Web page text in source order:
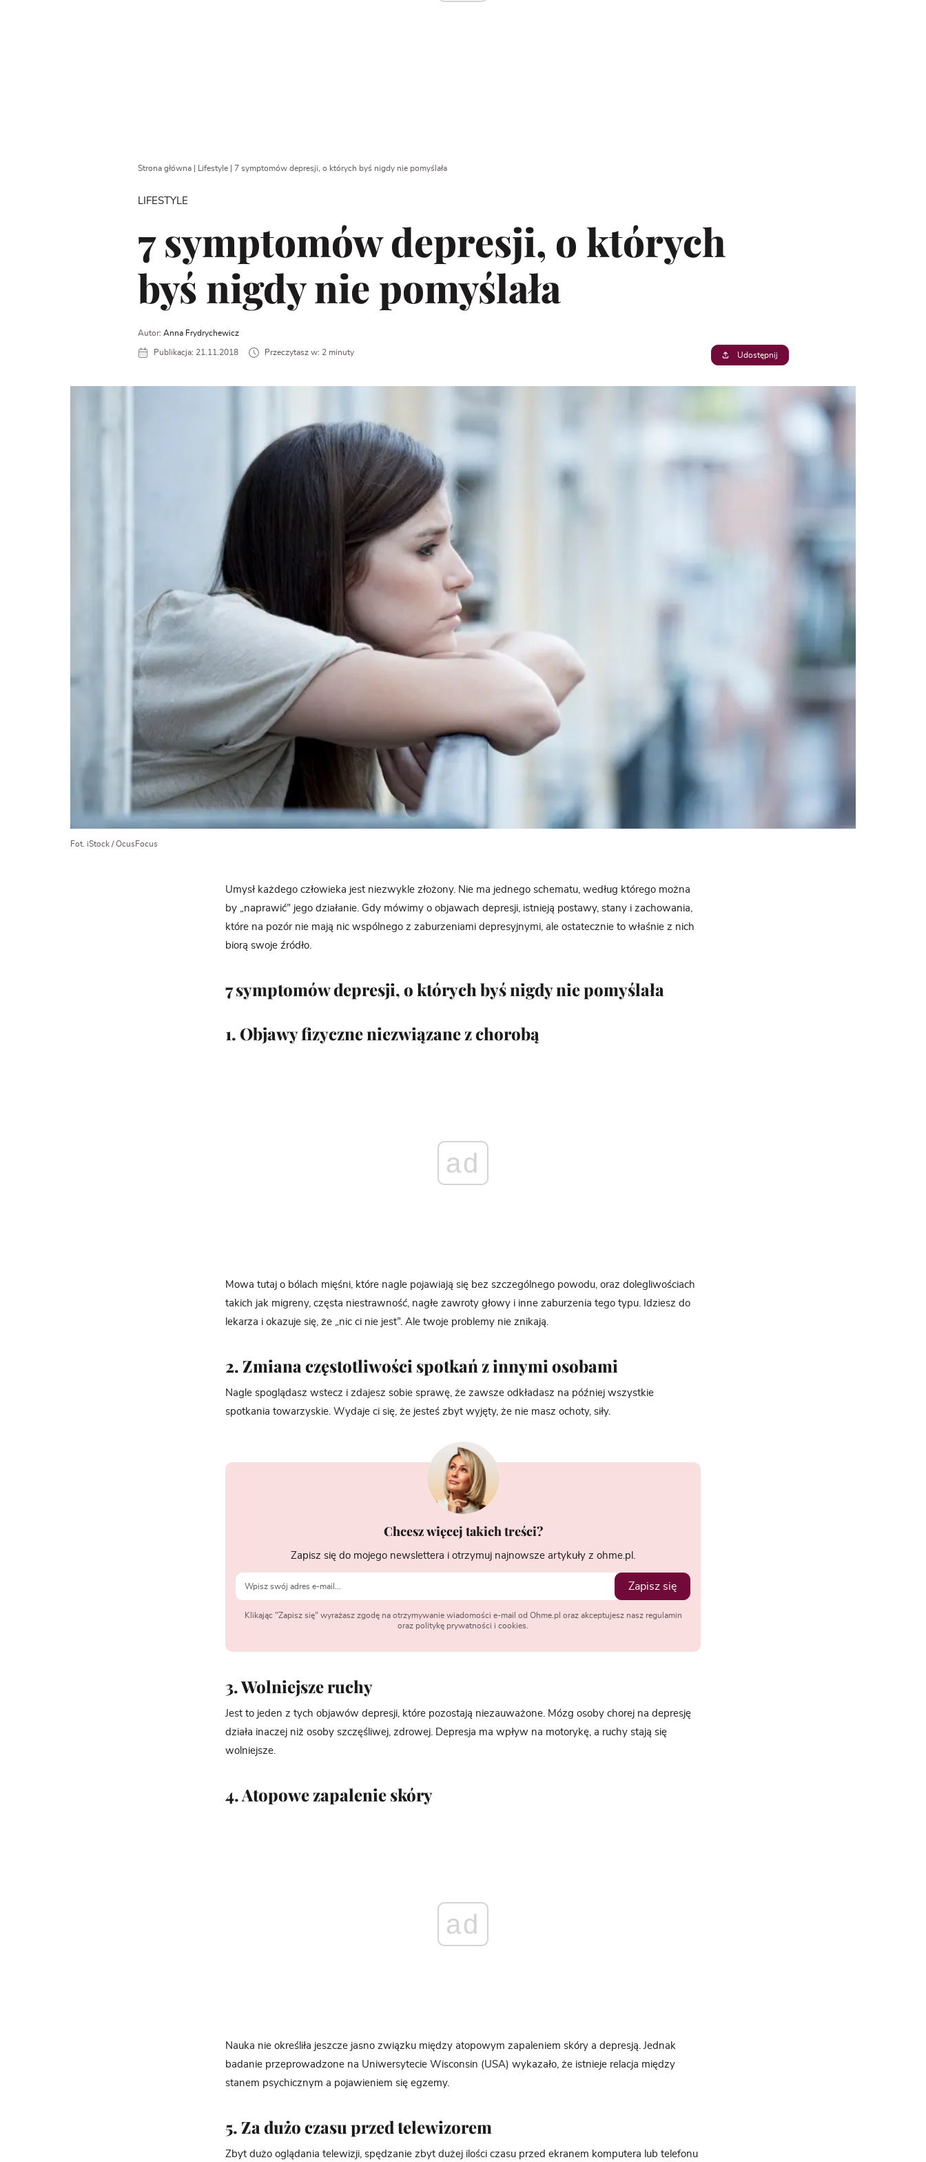
Strona główna| Lifestyle| 7 symptomów depresji, o których byś nigdy nie pomyślała
LIFESTYLE
7 symptomów depresji, o których
byś nigdy nie pomyślała
Autor: Anna Frydrychewicz
Publikacja: 21.11.2018 Przeczytasz w: 2 minuty Udostępnij
Fot. iStock / OcusFocus
Umysł każdego człowieka jest niezwykle złożony. Nie ma jednego schematu, według którego można
by „naprawić” jego działanie. Gdy mówimy o objawach depresji, istnieją postawy, stany i zachowania,
które na pozór nie mają nic wspólnego z zaburzeniami depresyjnymi, ale ostatecznie to właśnie z nich
biorą swoje źródło.
7 symptomów depresji, o których byś nigdy nie pomyślała
1. Objawy fizyczne niezwiązane z chorobą
ad
Mowa tutaj o bólach mięśni, które nagle pojawiają się bez szczególnego powodu, oraz dolegliwościach
takich jak migreny, częsta niestrawność, nagłe zawroty głowy i inne zaburzenia tego typu. Idziesz do
lekarza i okazuje się, że „nic ci nie jest”. Ale twoje problemy nie znikają.
2. Zmiana częstotliwości spotkań z innymi osobami
Nagle spoglądasz wstecz i zdajesz sobie sprawę, że zawsze odkładasz na później wszystkie
spotkania towarzyskie. Wydaje ci się, że jesteś zbyt wyjęty, że nie masz ochoty, siły.
Chcesz więcej takich treści?
Zapisz się do mojego newslettera i otrzymuj najnowsze artykuły z ohme.pl.
Zapisz się
Klikając "Zapisz się" wyrażasz zgodę na otrzymywanie wiadomości e-mail od Ohme.pl oraz akceptujesz nasz regulamin
oraz politykę prywatności i cookies.
3. Wolniejsze ruchy
Jest to jeden z tych objawów depresji, które pozostają niezauważone. Mózg osoby chorej na depresję
działa inaczej niż osoby szczęśliwej, zdrowej. Depresja ma wpływ na motorykę, a ruchy stają się
wolniejsze.
4. Atopowe zapalenie skóry
ad
Nauka nie określiła jeszcze jasno związku między atopowym zapaleniem skóry a depresją. Jednak
badanie przeprowadzone na Uniwersytecie Wisconsin (USA) wykazało, że istnieje relacja między
stanem psychicznym a pojawieniem się egzemy.
5. Za dużo czasu przed telewizorem
Zbyt dużo oglądania telewizji, spędzanie zbyt dużej ilości czasu przed ekranem komputera lub telefonu